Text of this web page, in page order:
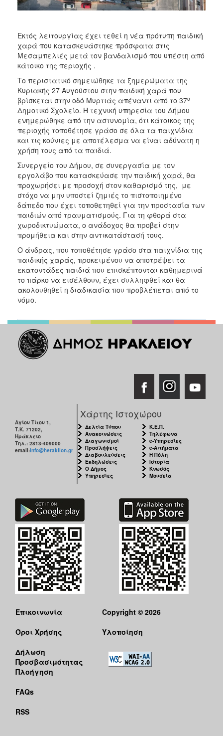
ΠΟΛΙΤΙΣΜΟΣ
ΠΟΛΗ
Εκτός λειτουργίας έχει τεθεί η νέα πρότυπη παιδική
χαρά που κατασκευάστηκε πρόσφατα στις
Μεσαμπελιές μετά τον βανδαλισμό που υπέστη από
κάτοικο της περιοχής .
Το περιστατικό σημειώθηκε τα ξημερώματα της
Κυριακής 27 Αυγούστου στην παιδική χαρά που
βρίσκεται στην οδό Μυρτιάς απέναντι από το 37ο
Δημοτικό Σχολείο. Η τεχνική υπηρεσία του Δήμου
ενημερώθηκε από την αστυνομία, ότι κάτοικος της
περιοχής τοποθέτησε γράσο σε όλα τα παιχνίδια
και τις κούνιες με αποτέλεσμα να είναι αδύνατη η
χρήση τους από τα παιδιά.
Συνεργείο του Δήμου, σε συνεργασία με τον
εργολάβο που κατασκεύασε την παιδική χαρά, θα
προχωρήσει με προσοχή στον καθαρισμό της, με
στόχο να μην υποστεί ζημιές το πιστοποιημένο
δάπεδο που έχει τοποθετηθεί για την προστασία των
παιδιών από τραυματισμούς. Για τη φθορά στα
χωροδικτυώματα, ο ανάδοχος θα προβεί στην
προμήθεια και στην αντικατάστασή τους.
Ο άνδρας, που τοποθέτησε γράσο στα παιχνίδια της
παιδικής χαράς, προκειμένου να αποτρέψει τα
εκατοντάδες παιδιά που επισκέπτονται καθημερινά
το πάρκο να εισέλθουν, έχει συλληφθεί και θα
ακολουθηθεί η διαδικασία που προβλέπεται από το
νόμο.
Αγίου Τίτου 1,
Τ.Κ. 71202,
Ηράκλειο
Τηλ.: 2813-409000
email:info@heraklion.gr
Χάρτης Ιστοχώρου
Δελτία Τύπου
Ανακοινώσεις
Διαγωνισμοί
Προσλήψεις
Διαβουλεύσεις
Εκδηλώσεις
Ο Δήμος
Υπηρεσίες
Κ.Ε.Π.
Τηλέφωνα
e-Υπηρεσίες
e-Αιτήματα
Η Πόλη
Ιστορία
Κνωσός
Μουσεία
Επικοινωνία
Όροι Χρήσης
Δήλωση
Προσβασιμότητας
Πλοήγηση
FAQs
RSS
Copyright © 2026
Υλοποίηση